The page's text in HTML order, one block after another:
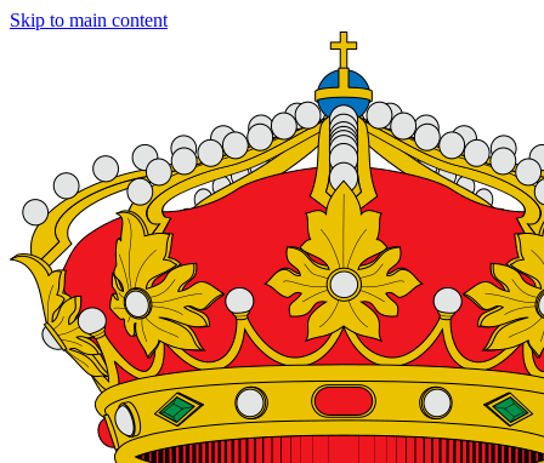
Skip to main content